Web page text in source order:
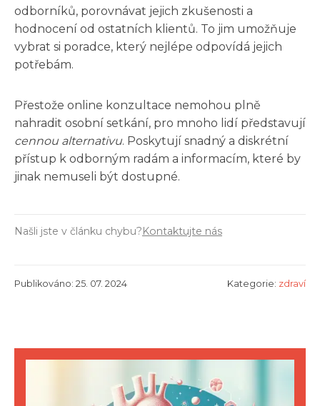
odborníků, porovnávat jejich zkušenosti a
hodnocení od ostatních klientů. To jim umožňuje
vybrat si poradce, který nejlépe odpovídá jejich
potřebám.
Přestože online konzultace nemohou plně
nahradit osobní setkání, pro mnoho lidí představují
cennou alternativu. Poskytují snadný a diskrétní
přístup k odborným radám a informacím, které by
jinak nemuseli být dostupné.
Našli jste v článku chybu?Kontaktujte nás
Publikováno: 25. 07. 2024 Kategorie: zdraví